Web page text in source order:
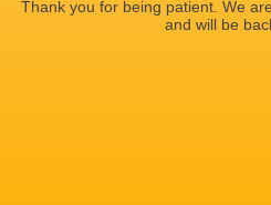
Thank you for being patient. We
and will be